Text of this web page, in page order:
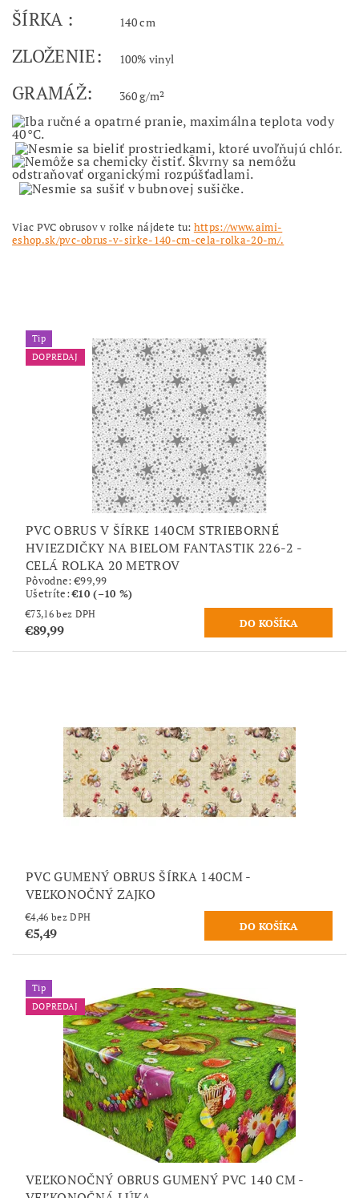
ŠÍRKA : 140 cm
ZLOŽENIE: 100% vinyl
GRAMÁŽ: 360 g/m²
Viac PVC obrusov v rolke nájdete tu: https://www.aimi-
eshop.sk/pvc-obrus-v-sirke-140-cm-cela-rolka-20-m/.
Tip
DOPREDAJ
PVC OBRUS V ŠÍRKE 140CM STRIEBORNÉ
HVIEZDIČKY NA BIELOM FANTASTIK 226-2 -
CELÁ ROLKA 20 METROV
Pôvodne:€99,99
Ušetríte:€10 (–10 %)
€73,16 bez DPH
€89,99
PVC GUMENÝ OBRUS ŠÍRKA 140CM -
VEĽKONOČNÝ ZAJKO
€4,46 bez DPH
€5,49
Tip
DOPREDAJ
VEĽKONOČNÝ OBRUS GUMENÝ PVC 140 CM -